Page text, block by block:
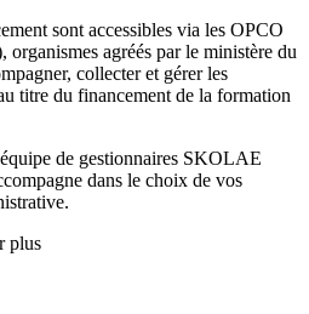
sont accessibles via les OPCO
organismes agréés par le ministère du
collecter et gérer les
titre du financement de la formation
de gestionnaires SKOLAE
dans le choix de vos
plus